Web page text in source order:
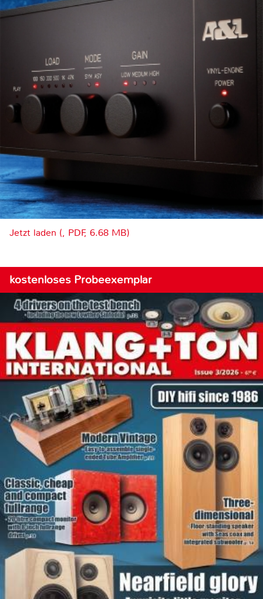
Jetzt laden (, PDF, 6.68 MB)
kostenloses Probeexemplar